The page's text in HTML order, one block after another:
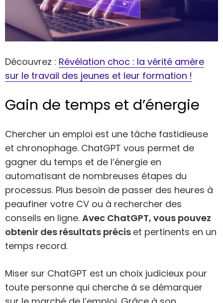
Découvrez : Révélation choc : la vérité amère
sur le travail des jeunes et leur formation !
Gain de temps et d’énergie
Chercher un emploi est une tâche fastidieuse
et chronophage. ChatGPT vous permet de
gagner du temps et de l’énergie en
automatisant de nombreuses étapes du
processus. Plus besoin de passer des heures à
peaufiner votre CV ou à rechercher des
conseils en ligne. Avec ChatGPT, vous pouvez
obtenir des résultats précis et pertinents en un
temps record.
Miser sur ChatGPT est un choix judicieux pour
toute personne qui cherche à se démarquer